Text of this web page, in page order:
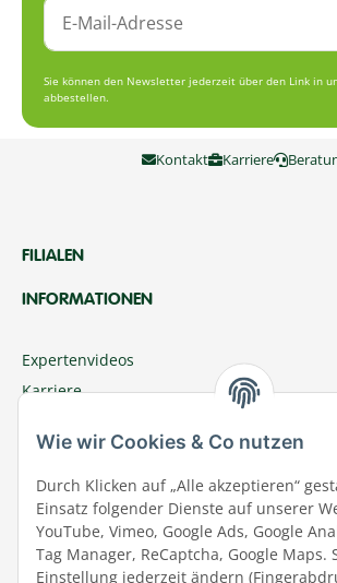
Sie können den Newsletter jederzeit über den Link in
abbestellen.
Kontakt Karriere
FILIALEN
INFORMATIONEN
Expertenvideos
Karriere
Zu Megazoo Shop wechseln
Sommeraktion
Terminal
Tierwohl
Datenschutz
Wie wir Cookies & Co nutzen
Durch Klicken auf „Alle akzeptieren“
Einsatz folgender Dienste auf unserer
YouTube, Vimeo, Google Ads, Google
Tag Manager, ReCaptcha, Google Maps.
Einstellung jederzeit ändern